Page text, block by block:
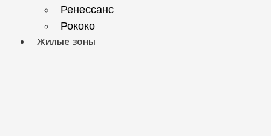
Ренессанс
Рококо
Жилые зоны